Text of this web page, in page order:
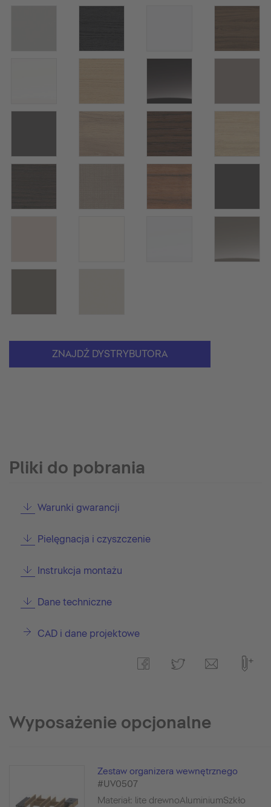
ZNAJDŹ DYSTRYBUTORA
Pliki do pobrania
Warunki gwarancji
Pielęgnacja i czyszczenie
Instrukcja montażu
Dane techniczne
CAD i dane projektowe
Wyposażenie opcjonalne
Zestaw organizera wewnętrznego
#UV0507
Materiał: lite drewnoAluminiumSzkło